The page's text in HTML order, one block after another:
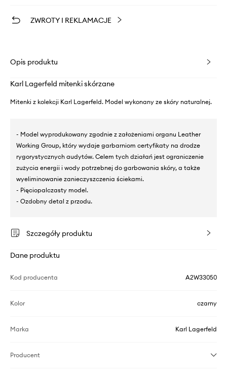
ZWROTY I REKLAMACJE
Opis produktu
Karl Lagerfeld mitenki skórzane
Mitenki z kolekcji Karl Lagerfeld. Model wykonany ze skóry naturalnej.
- Model wyprodukowany zgodnie z założeniami organu Leather
Working Group, który wydaje garbarniom certyfikaty na drodze
rygorystycznych audytów. Celem tych działań jest ograniczenie
zużycia energii i wody potrzebnej do garbowania skóry, a także
wyeliminowanie zanieczyszczenia ściekami.
- Pięciopalczasty model.
- Ozdobny detal z przodu.
Szczegóły produktu
Dane produktu
Kod producenta A2W33050
Kolor czarny
Marka Karl Lagerfeld
Producent